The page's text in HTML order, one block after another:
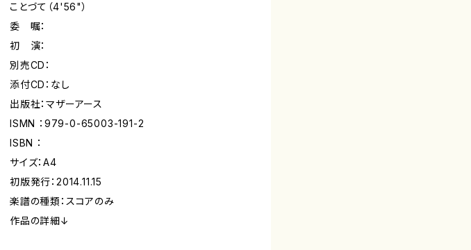
ことづて（4'56"）
委 嘱：
初 演：
別売CD：
添付CD：なし
出版社：マザーアース
ISMN ：979-0-65003-191-2
ISBN ：
サイズ：A4
初版発行：2014.11.15
楽譜の種類：スコアのみ
作品の詳細↓